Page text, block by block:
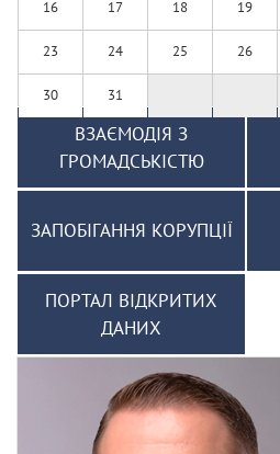
16 17 18 19
23 24 25 26
30 31
ВЗАЄМОДІЯ З
ГРОМАДСЬКІСТЮ
ЗАПОБІГАННЯ КОРУПЦІЇ
ПОРТАЛ ВІДКРИТИХ
ДАНИХ